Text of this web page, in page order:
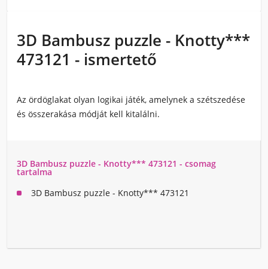
3D Bambusz puzzle - Knotty***
473121 - ismertető
Az ördöglakat olyan logikai játék, amelynek a szétszedése
és összerakása módját kell kitalálni.
3D Bambusz puzzle - Knotty*** 473121 - csomag
tartalma
3D Bambusz puzzle - Knotty*** 473121